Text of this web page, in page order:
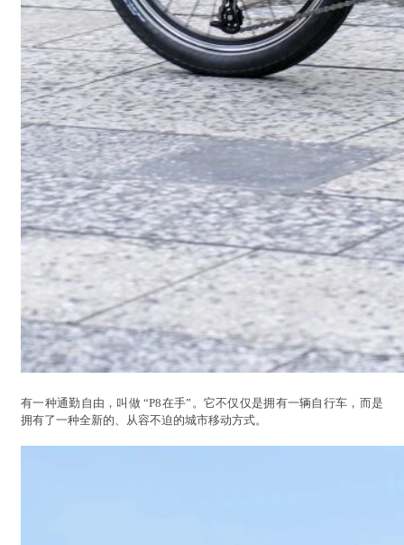
有一种通勤自由，叫做 “P8在手”。它不仅仅是拥有一辆自行车，而是
拥有了一种全新的、从容不迫的城市移动方式。